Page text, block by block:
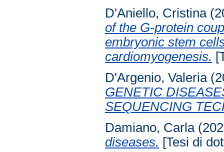
D'Aniello, Cristina
of the G-protein
embryonic stem
cardiomyogenesis.
D'Argenio, Valeria
GENETIC
SEQUENCING
Damiano, Carla
diseases. [Tesi di